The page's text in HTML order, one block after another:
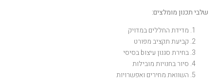
שלבי תכנון מומלצים:
מדידת החללים במדויק
קביעת תקציב מפורט
בחירת סגנון עיצוb בסיסי
סיור בחנויות מובילות
השוואת מחירים ואפשרויות